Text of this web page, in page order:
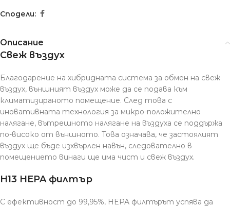
Сподели:
Описание
Свеж въздух
Благодарение на хибридната система за обмен на свеж
въздух, външният въздух може да се подава към
климатизираното помещение. След това с
иновативната технология за микро-положително
налягане, вътрешното налягане на въздуха се поддържа
по-високо от външното. Това означава, че застоялият
въздух ще бъде изхвърлен навън, следователно в
помещението винаги ще има чист и свеж въздух.
H13 HEPA филтър
С ефективност до 99,95%, HEPA филтърът успява да